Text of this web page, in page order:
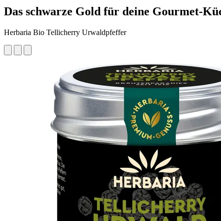
Das schwarze Gold für deine Gourmet-
Herbaria Bio Tellicherry Urwaldpfeffer